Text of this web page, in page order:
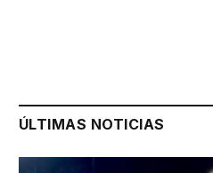
ÚLTIMAS NOTICIAS